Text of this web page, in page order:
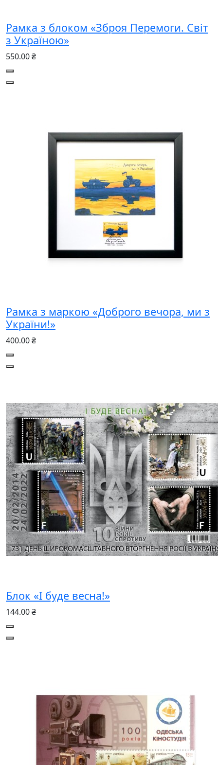
Рамка з блоком «Зброя Перемоги. Світ
з Україною»
550.00 ₴
Рамка з маркою «Доброго вечора, ми з
України!»
400.00 ₴
Блок «І буде весна!»
144.00 ₴